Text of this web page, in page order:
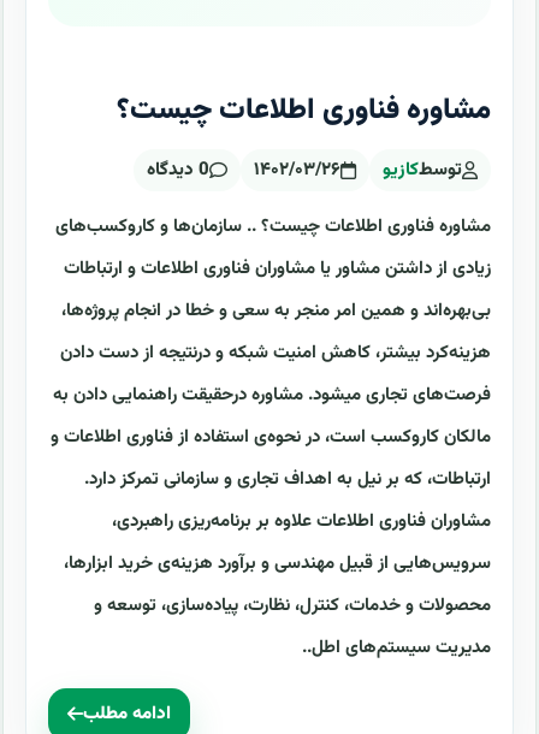
مشاوره فناوری اطلاعات چیست؟
توسطکازیو ۱۴۰۲/۰۳/۲۶ 0 دیدگاه
مشاوره فناوری اطلاعات چیست؟ .. سازمان‌ها و کاروکسب‌های
زیادی از داشتن مشاور یا مشاوران فناوری اطلاعات و ارتباطات
بی‌بهره‌اند و همین امر منجر به سعی و خطا در انجام پروژه‌ها،
هزینه‌کرد بیشتر، کاهش امنیت شبکه و درنتیجه از دست دادن
فرصت‌های تجاری میشود. مشاوره درحقیقت راهنمایی دادن به
مالکان کاروکسب است، در نحوه‌ی استفاده از فناوری اطلاعات و
ارتباطات، که بر نیل به اهداف تجاری و سازمانی تمرکز دارد.
مشاوران فناوری اطلاعات علاوه بر برنامه‌ریزی راهبردی،
سرویس‌هایی از قبیل مهندسی و برآورد هزینه‌ی خرید ابزارها،
محصولات و خدمات، کنترل، نظارت، پیاده‌سازی، توسعه و
مدیریت سیستم‌های اطل..
ادامه مطلب